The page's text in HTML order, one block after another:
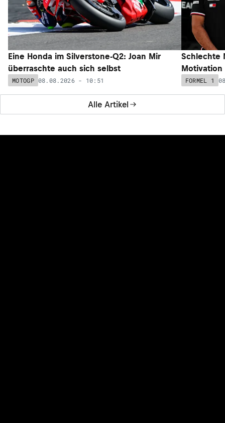
Alle Artikel
Eine Honda im Silverstone-Q2: Joan Mir
überraschte auch sich selbst
MOTOGP 08.08.2026 - 10:51
Schlechte
Motivation
FORMEL 1